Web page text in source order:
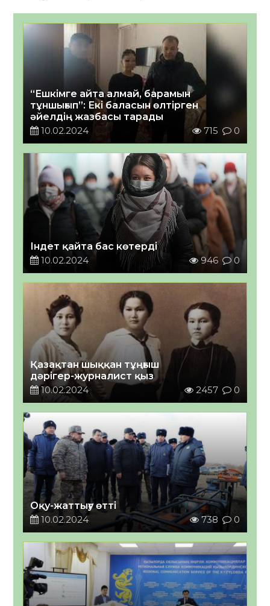
“Ешкімге айта алмай, барамын
тұншығып”: Екі баласын өлтірген
әйелдің жазбасы тарады
10.02.2024
715 0
Індет қайта бас көтерді
10.02.2024
946 0
Қазақтан шыққан тұңғыш
дәрігер-журналист қыз
10.02.2024
2457 0
Оқу-жаттығу өтті
10.02.2024
738 0